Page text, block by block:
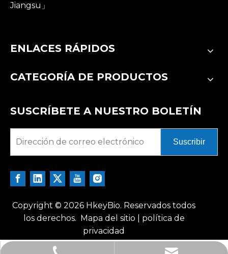
Jiangsu」
ENLACES RÁPIDOS
CATEGORÍA DE PRODUCTOS
SUSCRÍBETE A NUESTRO BOLETÍN
Suscribir
Copyright © 2026 HkeyBio. Reservados todos
los derechos. Mapa del sitio
política de
privacidad